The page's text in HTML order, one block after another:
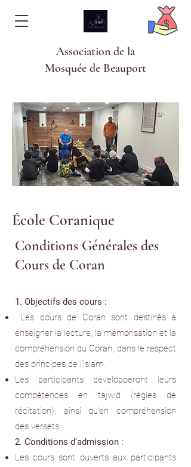
Association de la
Mosquée de Beauport
École Coranique
Conditions Générales des
Cours de Coran
1. Objectifs des cours :
Les cours de Coran sont destinés à
enseigner la lecture, la mémorisation et la
compréhension du Coran, dans le respect
des principes de l’islam.
Les participants développeront leurs
compétences en tajwid (règles de
récitation), ainsi qu'en compréhension
des versets.
2. Conditions d'admission :
Les cours sont ouverts aux participants